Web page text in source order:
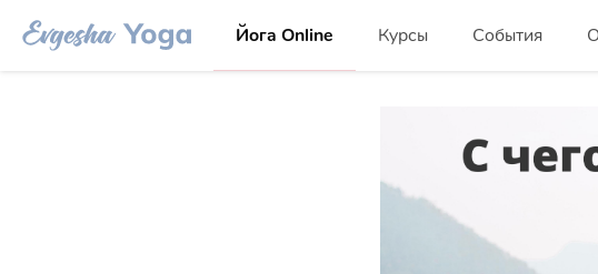
Йога Online Курсы События